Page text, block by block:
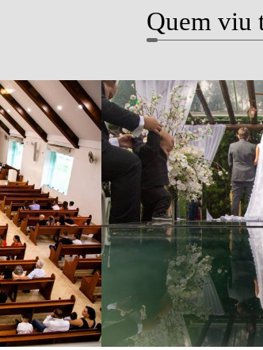
Quem viu